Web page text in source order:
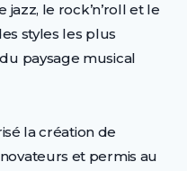
le rock’n’roll et le
styles les plus
paysage musical
la création de
et permis au